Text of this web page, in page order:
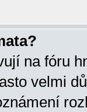
na fóru
velmi